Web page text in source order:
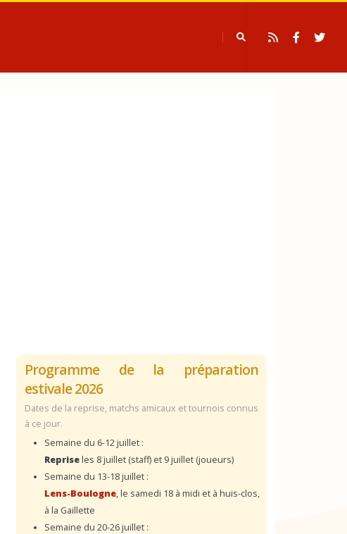
Programme de la préparation
estivale 2026
Dates de la reprise, matchs amicaux et tournois connus
à ce jour.
Semaine du 6-12 juillet :
Repriseles 8 juillet (staff) et 9 juillet (joueurs)
Semaine du 13-18 juillet :
Lens-Boulogne, le samedi 18 à midi et à huis-clos,
à la Gaillette
Semaine du 20-26 juillet :